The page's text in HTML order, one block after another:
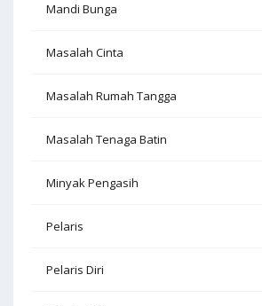
Mandi Bunga
Masalah Cinta
Masalah Rumah Tangga
Masalah Tenaga Batin
Minyak Pengasih
Pelaris
Pelaris Diri